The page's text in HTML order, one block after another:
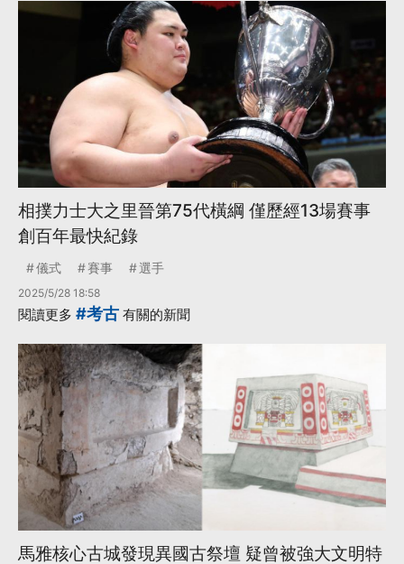
相撲力士大之里晉第75代橫綱 僅歷經13場賽事
創百年最快紀錄
儀式 賽事 選手
2025/5/28 18:58
閱讀更多 #考古 有關的新聞
馬雅核心古城發現異國古祭壇 疑曾被強大文明特